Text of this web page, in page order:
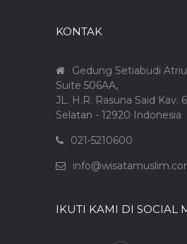
KONTAK
Gedung Setiabudi
Suite 506AA,
JL. H.R. Rasuna Said Kav.
Selatan - 12920 Indonesia
021-5210600
IKUTI KAMI DI SOCIAL